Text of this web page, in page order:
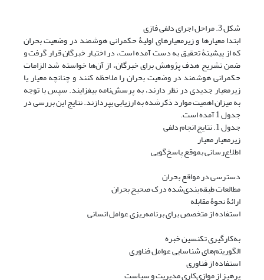
شکل 3. مراحل اجرای دلفی فازی
ابتدا معیارها و زیرمعیارهای اولیۀ حکمرانی هوشمند در وضعیت بحران
که از پیشینۀ تحقیق به دست آمده است، در اختیار خبرگان قرار گرفت و
ضمن تشریح هدف پژوهش برای خبرگان، از آن‌ها خواسته شد الزامات
حکمرانی هوشمند در وضعیت بحران را ملاحظه کنند و چنانچه معیار یا
زیرمعیار جدیدی در نظر دارند، به پرسش‌نامه بیفزایند. سپس با توجه
به میزان اهمیت موارد ذکرشده به ارزیابی بپردازند. نتایج این بررسی در
جدول 1 آمده است.
جدول 1. نتایج انجام دلفی
زیرمعیار معیار
اطلاع‌رسانی بموقع پاسخ‌گویی
دسترسی در مواقع بحران
مطالعات طبقه‌بندی‌شده درک صحیح بحران
ارائۀ نحوۀ مقابله
استفاده از متخصص برای برنامه‌ریزی عوامل انسانی
به‌کارگیری تکنسین خبره
الگوریتم‌های شناسایی عوامل فناوری
استفاده از فناوری
پرهیز از موازی‌کاری مدیریت و سیاست